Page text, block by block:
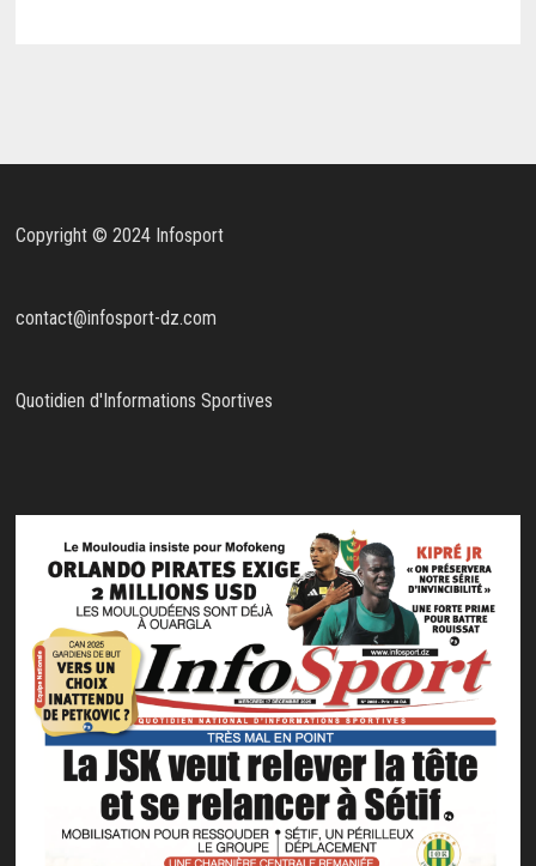
Copyright © 2024 Infosport
contact@infosport-dz.com
Quotidien d'Informations Sportives